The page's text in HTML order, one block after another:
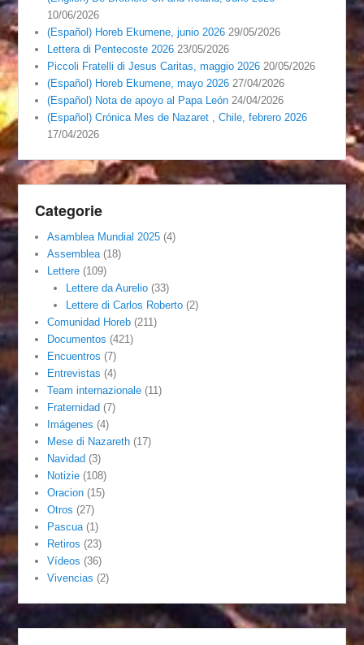
10/06/2026
(Español) Horeb Ekumene, junio 2026 29/05/2026
Lettera di Pentecoste 2026 23/05/2026
Piccoli Fratelli di Jesus Caritas, maggio 2026 20/05/2026
(Español) Horeb Ekumene, mayo 2026 27/04/2026
(Español) Nota de apoyo al Papa León 24/04/2026
(Español) Crónica Mes de Nazaret , Chile, febrero 2026
17/04/2026
Categorie
Asamblea Mundial 2025 (4)
Assemblea (18)
Lettere (109)
Lettere da Aurelio(33)
Lettere di Carlos Roberto(2)
Comunidad Horeb (211)
Documentos (421)
Encuentros (7)
Entrevistas (4)
Team internazionale (11)
Fraternidad (7)
Imágenes (4)
Mese di Nazareth (17)
Navidad (3)
Notizie (108)
Oracion (15)
Otros (27)
Pascua (1)
Retiros (23)
Vídeos (36)
Vivencias (2)